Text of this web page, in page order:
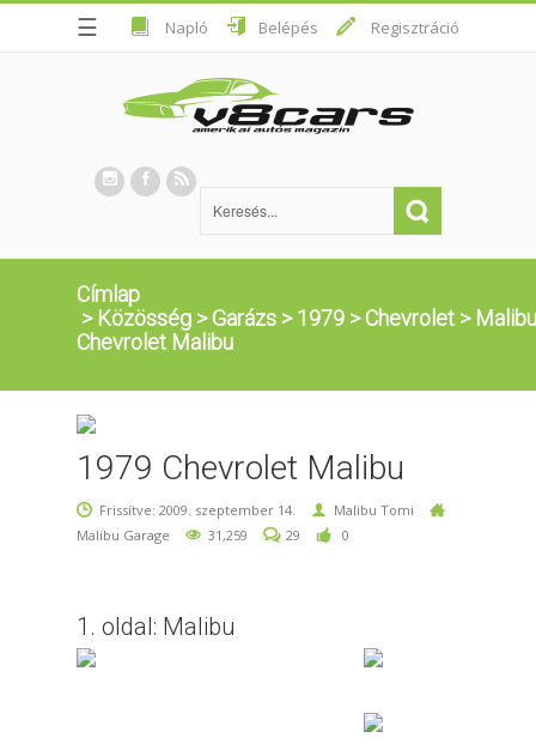
☰ Napló Belépés Regisztráció
Címlap
> Közösség >Garázs >1979 >Chevrolet > Malibu
Chevrolet Malibu
1979 Chevrolet Malibu
Frissítve: 2009. szeptember 14.
Malibu Tomi
Malibu Garage
31,259 29 0
1. oldal: Malibu